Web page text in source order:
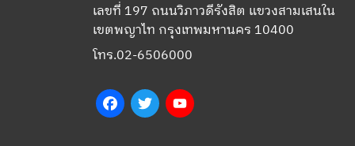
เลขที่ 197 ถนนวิภาวดีรังสิต แขวงสามเสนใน
เขตพญาไท กรุงเทพมหานคร 10400
โทร.02-6506000
FacebookTwitter